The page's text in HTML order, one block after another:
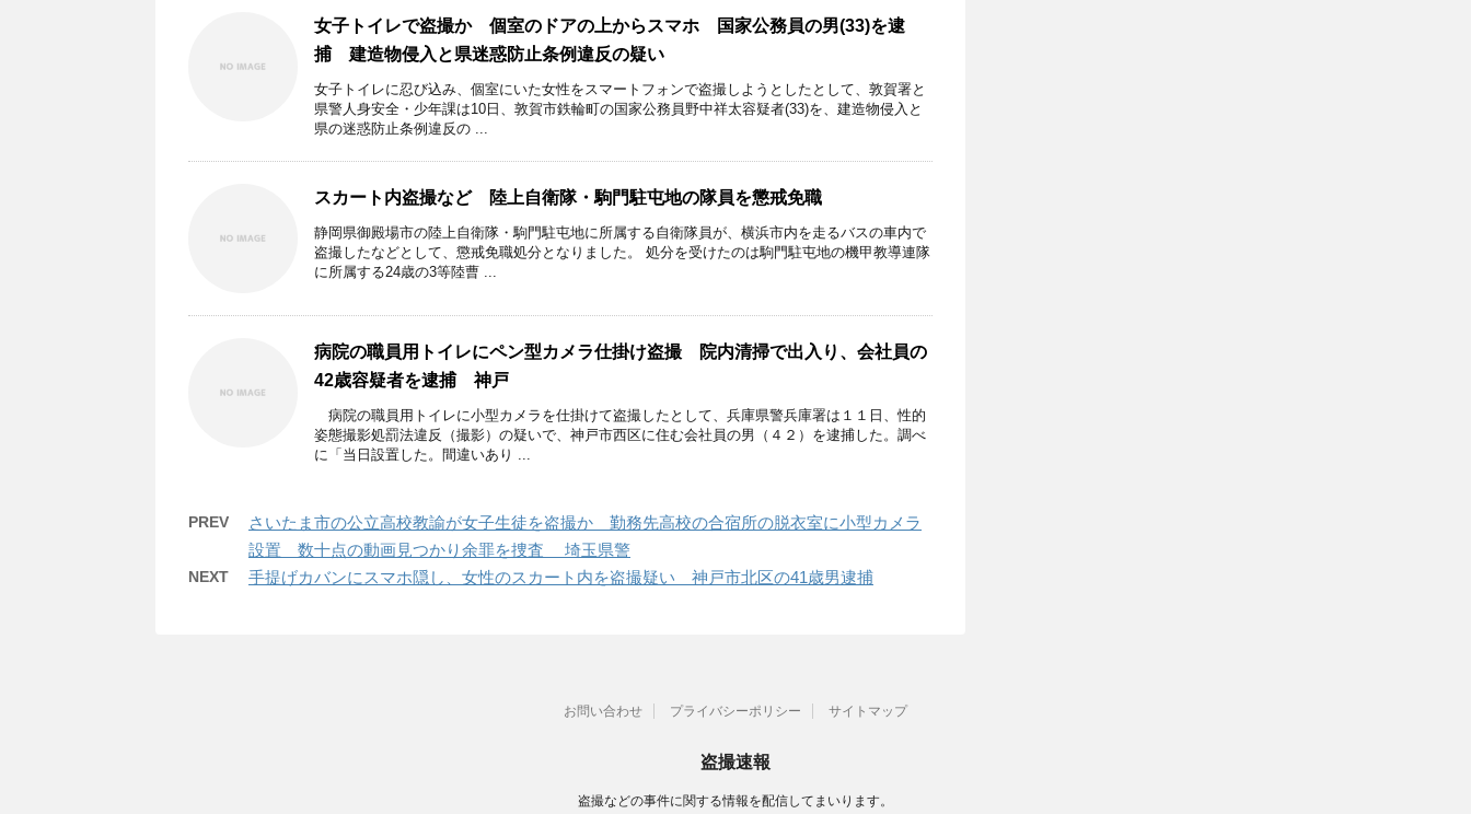
女子トイレで盗撮か 個室のドアの上からスマホ 国家公務員の男(33)を逮
捕 建造物侵入と県迷惑防止条例違反の疑い
女子トイレに忍び込み、個室にいた女性をスマートフォンで盗撮しようとしたとして、敦賀署と
県警人身安全・少年課は10日、敦賀市鉄輪町の国家公務員野中祥太容疑者(33)を、建造物侵入と
県の迷惑防止条例違反の ...
スカート内盗撮など 陸上自衛隊・駒門駐屯地の隊員を懲戒免職
静岡県御殿場市の陸上自衛隊・駒門駐屯地に所属する自衛隊員が、横浜市内を走るバスの車内で
盗撮したなどとして、懲戒免職処分となりました。 処分を受けたのは駒門駐屯地の機甲教導連隊
に所属する24歳の3等陸曹 ...
病院の職員用トイレにペン型カメラ仕掛け盗撮 院内清掃で出入り、会社員の
42歳容疑者を逮捕 神戸
病院の職員用トイレに小型カメラを仕掛けて盗撮したとして、兵庫県警兵庫署は１１日、性的
姿態撮影処罰法違反（撮影）の疑いで、神戸市西区に住む会社員の男（４２）を逮捕した。調べ
に「当日設置した。間違いあり ...
PREV
さいたま市の公立高校教諭が女子生徒を盗撮か 勤務先高校の合宿所の脱衣室に小型カメラ
設置 数十点の動画見つかり余罪を捜査 埼玉県警
NEXT 手提げカバンにスマホ隠し、女性のスカート内を盗撮疑い 神戸市北区の41歳男逮捕
お問い合わせ プライバシーポリシー サイトマップ
盗撮速報
盗撮などの事件に関する情報を配信してまいります。